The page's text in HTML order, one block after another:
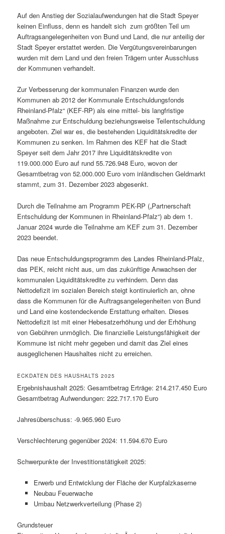
Auf den Anstieg der Sozialaufwendungen hat die Stadt Speyer
keinen Einfluss, denn es handelt sich zum größten Teil um
Auftragsangelegenheiten von Bund und Land, die nur anteilig der
Stadt Speyer erstattet werden. Die Vergütungsvereinbarungen
wurden mit dem Land und den freien Trägern unter Ausschluss
der Kommunen verhandelt.
Zur Verbesserung der kommunalen Finanzen wurde den
Kommunen ab 2012 der Kommunale Entschuldungsfonds
Rheinland-Pfalz“ (KEF-RP) als eine mittel- bis langfristige
Maßnahme zur Entschuldung beziehungsweise Teilentschuldung
angeboten. Ziel war es, die bestehenden Liquiditätskredite der
Kommunen zu senken. Im Rahmen des KEF hat die Stadt
Speyer seit dem Jahr 2017 ihre Liquiditätskredite von
119.000.000 Euro auf rund 55.726.948 Euro, wovon der
Gesamtbetrag von 52.000.000 Euro vom inländischen Geldmarkt
stammt, zum 31. Dezember 2023 abgesenkt.
Durch die Teilnahme am Programm PEK-RP („Partnerschaft
Entschuldung der Kommunen in Rheinland-Pfalz“) ab dem 1.
Januar 2024 wurde die Teilnahme am KEF zum 31. Dezember
2023 beendet.
Das neue Entschuldungsprogramm des Landes Rheinland-Pfalz,
das PEK, reicht nicht aus, um das zukünftige Anwachsen der
kommunalen Liquiditätskredite zu verhindern. Denn das
Nettodefizit im sozialen Bereich steigt kontinuierlich an, ohne
dass die Kommunen für die Auftragsangelegenheiten von Bund
und Land eine kostendeckende Erstattung erhalten. Dieses
Nettodefizit ist mit einer Hebesatzerhöhung und der Erhöhung
von Gebühren unmöglich. Die finanzielle Leistungsfähigkeit der
Kommune ist nicht mehr gegeben und damit das Ziel eines
ausgeglichenen Haushaltes nicht zu erreichen.
ECKDATEN DES HAUSHALTS 2025
Ergebnishaushalt 2025: Gesamtbetrag Erträge: 214.217.450 Euro
Gesamtbetrag Aufwendungen: 222.717.170 Euro
Jahresüberschuss: -9.965.960 Euro
Verschlechterung gegenüber 2024: 11.594.670 Euro
Schwerpunkte der Investitionstätigkeit 2025:
Erwerb und Entwicklung der Fläche der Kurpfalzkaserne
Neubau Feuerwache
Umbau Netzwerkverteilung (Phase 2)
Grundsteuer